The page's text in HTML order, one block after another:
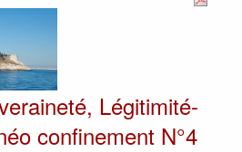
Légitimité-
confinement N°4